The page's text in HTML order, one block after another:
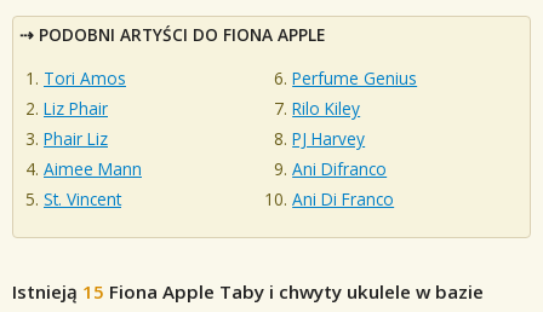
PODOBNI ARTYŚCI DO FIONA APPLE
Tori Amos
Liz Phair
Phair Liz
Aimee Mann
St. Vincent
Perfume Genius
Rilo Kiley
PJ Harvey
Ani Difranco
Ani Di Franco
Istnieją 15 Fiona Apple Taby i chwyty ukulele w bazie